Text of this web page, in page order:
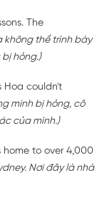
The
không thể trình bày
hỏng.)
Hoa couldn't
minh bị hỏng, cô
của mình.)
home to over 4,000
Nơi đây là nhà